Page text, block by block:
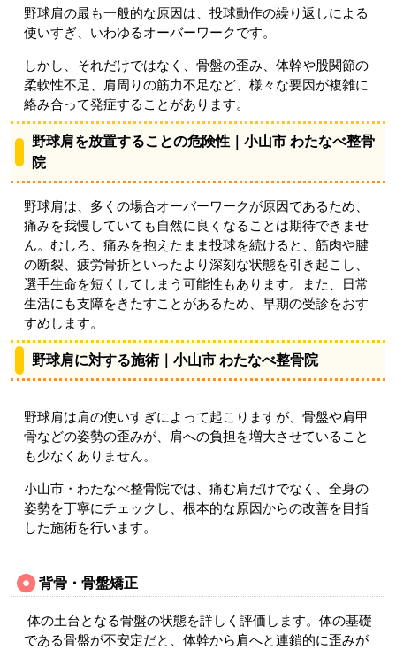
野球肩の最も一般的な原因は、投球動作の繰り返しによる
使いすぎ、いわゆるオーバーワークです。
しかし、それだけではなく、骨盤の歪み、体幹や股関節の
柔軟性不足、肩周りの筋力不足など、様々な要因が複雑に
絡み合って発症することがあります。
野球肩を放置することの危険性｜小山市 わたなべ整骨
院
野球肩は、多くの場合オーバーワークが原因であるため、
痛みを我慢していても自然に良くなることは期待できませ
ん。むしろ、痛みを抱えたまま投球を続けると、筋肉や腱
の断裂、疲労骨折といったより深刻な状態を引き起こし、
選手生命を短くしてしまう可能性もあります。また、日常
生活にも支障をきたすことがあるため、早期の受診をおす
すめします。
野球肩に対する施術｜小山市 わたなべ整骨院
野球肩は肩の使いすぎによって起こりますが、骨盤や肩甲
骨などの姿勢の歪みが、肩への負担を増大させていること
も少なくありません。
小山市・わたなべ整骨院では、痛む肩だけでなく、全身の
姿勢を丁寧にチェックし、根本的な原因からの改善を目指
した施術を行います。
背骨・骨盤矯正
体の土台となる骨盤の状態を詳しく評価します。体の基礎
である骨盤が不安定だと、体幹から肩へと連鎖的に歪みが